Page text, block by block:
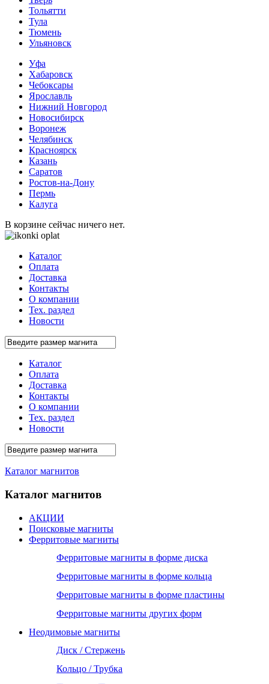
Тольятти
Тула
Тюмень
Ульяновск
Уфа
Хабаровск
Чебоксары
Ярославль
Нижний Новгород
Новосибирск
Воронеж
Челябинск
Красноярск
Казань
Саратов
Ростов-на-Дону
Пермь
Калуга
В корзине сейчас ничего нет.
Каталог
Оплата
Доставка
Контакты
О компании
Тех. раздел
Новости
Каталог
Оплата
Доставка
Контакты
О компании
Тех. раздел
Новости
Каталог магнитов
Каталог магнитов
АКЦИИ
Поисковые магниты
Ферритовые магниты
Ферритовые магниты в форме диска
Ферритовые магниты в форме кольца
Ферритовые магниты в форме пластины
Ферритовые магниты других форм
Неодимовые магниты
Диск / Стержень
Кольцо / Трубка